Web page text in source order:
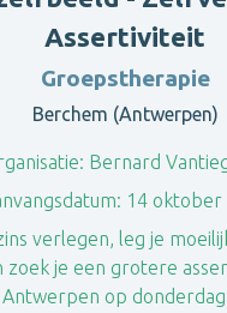
Assertiviteit
Groepstherapie
Berchem (Antwerpen)
Bernard
14 oktober
verlegen, leg je
zoek je een grotere
op